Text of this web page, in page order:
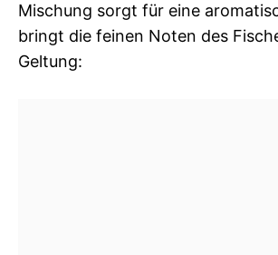
Mischung sorgt für eine
bringt die feinen Noten des
Geltung: